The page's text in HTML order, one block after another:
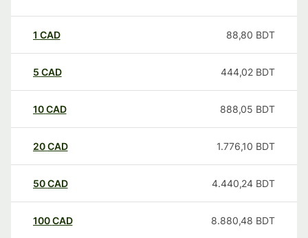
1 CAD 88,80 BDT
5 CAD 444,02 BDT
10CAD 888,05 BDT
20CAD 1.776,10 BDT
50CAD 4.440,24 BDT
100CAD 8.880,48 BDT